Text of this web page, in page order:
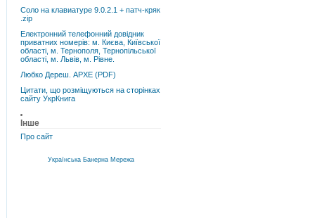
Соло на клавиатуре 9.0.2.1 + патч-кряк
.zip
Електронний телефонний довідник
приватних номерів: м. Києва, Київської
області, м. Тернополя, Тернопільської
області, м. Львів, м. Рівне.
Любко Дереш. АРХЕ (PDF)
Цитати, що розміщуються на сторінках
сайту УкрКнига
Інше
Про сайт
Українська Банерна Мережа